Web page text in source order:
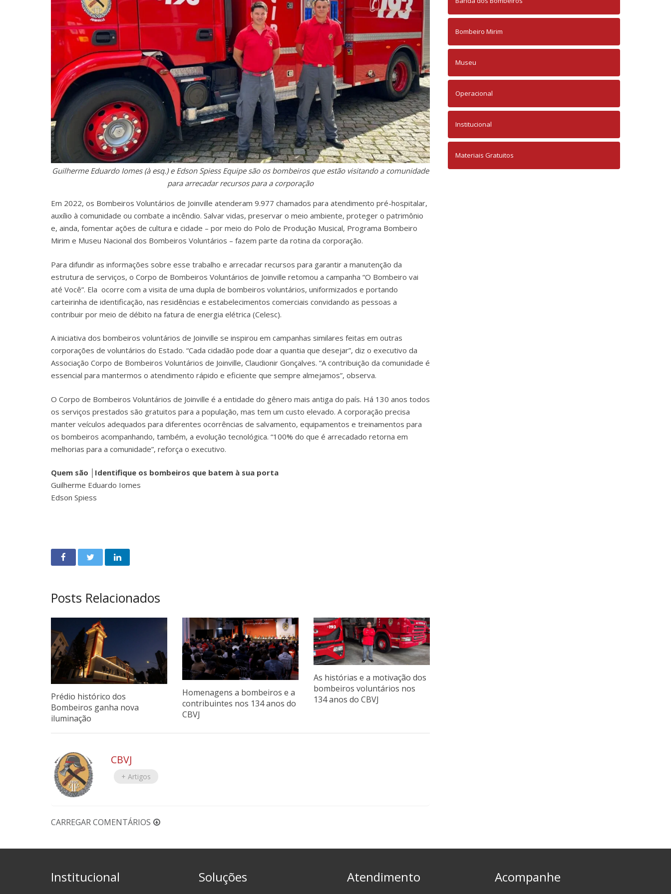
Guilherme Eduardo Iomes (à esq.) e Edson Spiess Equipe são os bombeiros que estão visitando a comunidade
para arrecadar recursos para a corporação
Em 2022, os Bombeiros Voluntários de Joinville atenderam 9.977 chamados para atendimento pré-hospitalar,
auxílio à comunidade ou combate a incêndio. Salvar vidas, preservar o meio ambiente, proteger o patrimônio
e, ainda, fomentar ações de cultura e cidade – por meio do Polo de Produção Musical, Programa Bombeiro
Mirim e Museu Nacional dos Bombeiros Voluntários – fazem parte da rotina da corporação.
Para difundir as informações sobre esse trabalho e arrecadar recursos para garantir a manutenção da
estrutura de serviços, o Corpo de Bombeiros Voluntários de Joinville retomou a campanha “O Bombeiro vai
até Você”. Ela ocorre com a visita de uma dupla de bombeiros voluntários, uniformizados e portando
carteirinha de identificação, nas residências e estabelecimentos comerciais convidando as pessoas a
contribuir por meio de débito na fatura de energia elétrica (Celesc).
A iniciativa dos bombeiros voluntários de Joinville se inspirou em campanhas similares feitas em outras
corporações de voluntários do Estado. “Cada cidadão pode doar a quantia que desejar”, diz o executivo da
Associação Corpo de Bombeiros Voluntários de Joinville, Claudionir Gonçalves. “A contribuição da comunidade é
essencial para mantermos o atendimento rápido e eficiente que sempre almejamos”, observa.
O Corpo de Bombeiros Voluntários de Joinville é a entidade do gênero mais antiga do país. Há 130 anos todos
os serviços prestados são gratuitos para a população, mas tem um custo elevado. A corporação precisa
manter veículos adequados para diferentes ocorrências de salvamento, equipamentos e treinamentos para
os bombeiros acompanhando, também, a evolução tecnológica. “100% do que é arrecadado retorna em
melhorias para a comunidade”, reforça o executivo.
Quem são │Identifique os bombeiros que batem à sua porta
Guilherme Eduardo Iomes
Edson Spiess
Posts Relacionados
Prédio histórico dos
Bombeiros ganha nova
iluminação
Homenagens a bombeiros e a
contribuintes nos 134 anos do
CBVJ
As histórias e a motivação dos
bombeiros voluntários nos
134 anos do CBVJ
CBVJ
+ Artigos
CARREGAR COMENTÁRIOS
Bombeiro Mirim
Museu
Operacional
Institucional
Materiais Gratuitos
Institucional Soluções Atendimento Acompanhe